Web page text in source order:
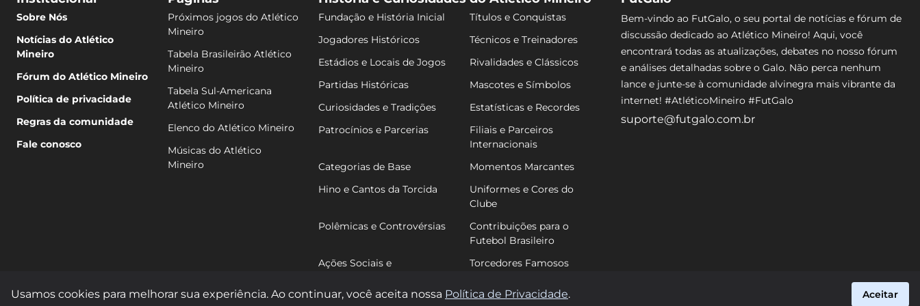
Sobre Nós
Notícias do Atlético
Mineiro
Fórum do Atlético Mineiro
Política de privacidade
Regras da comunidade
Fale conosco
Próximos jogos do Atlético
Mineiro
Tabela Brasileirão Atlético
Mineiro
Tabela Sul-Americana
Atlético Mineiro
Elenco do Atlético Mineiro
Músicas do Atlético
Mineiro
Fundação e História Inicial
Títulos e Conquistas
Jogadores Históricos
Técnicos e Treinadores
Estádios e Locais de Jogos
Rivalidades e Clássicos
Partidas Históricas
Mascotes e Símbolos
Curiosidades e Tradições
Estatísticas e Recordes
Patrocínios e Parcerias
Filiais e Parceiros
Internacionais
Categorias de Base
Momentos Marcantes
Hino e Cantos da Torcida
Uniformes e Cores do
Clube
Polêmicas e Controvérsias
Contribuições para o
Futebol Brasileiro
Ações Sociais e
Torcedores Famosos
Bem-vindo ao FutGalo, o seu portal de notícias e fórum de
discussão dedicado ao Atlético Mineiro! Aqui, você
encontrará todas as atualizações, debates no nosso fórum
e análises detalhadas sobre o Galo. Não perca nenhum
lance e junte-se à comunidade alvinegra mais vibrante da
internet! #AtléticoMineiro #FutGalo
suporte@futgalo.com.br
© 2026 FutGalo. Todos os direitos reservados.
Usamos cookies para melhorar sua experiência. Ao continuar, você aceita nossa Política de Privacidade. Aceitar